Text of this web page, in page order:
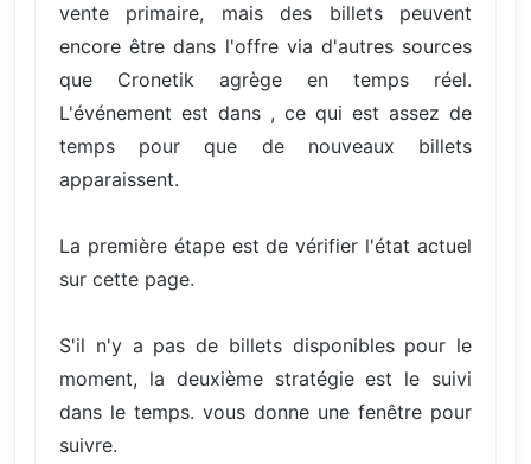
vente primaire, mais des billets peuvent
encore être dans l'offre via d'autres sources
que Cronetik agrège en temps réel.
L'événement est dans , ce qui est assez de
temps pour que de nouveaux billets
apparaissent.
La première étape est de vérifier l'état actuel
sur cette page.
S'il n'y a pas de billets disponibles pour le
moment, la deuxième stratégie est le suivi
dans le temps. vous donne une fenêtre pour
suivre.